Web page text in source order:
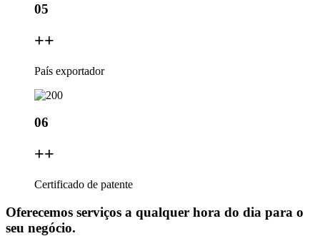
05
++
País exportador
06
++
Certificado de patente
Oferecemos serviços a qualquer hora do dia para o
seu negócio.